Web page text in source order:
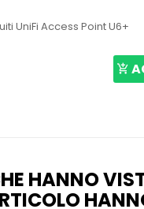
UniFi Access Point U6+
HANNO